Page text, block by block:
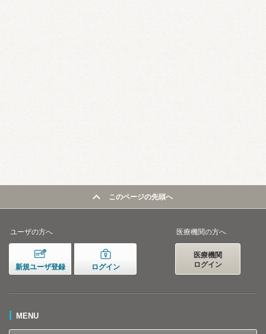
このページの先頭へ
ユーザの方へ
新規ユーザ登録 ログイン
医療機関の方へ
医療機関
ログイン
MENU